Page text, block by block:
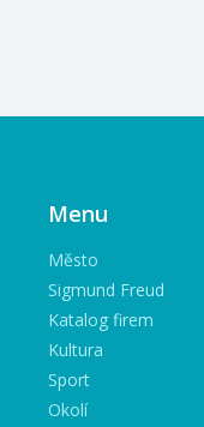
Menu
Město
Sigmund Freud
Katalog firem
Kultura
Sport
Okolí